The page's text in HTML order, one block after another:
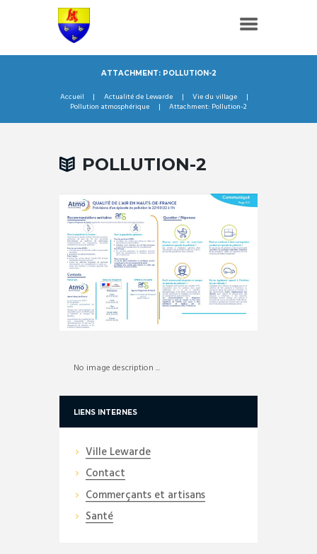
ATTACHMENT: POLLUTION-2
Accueil Actualité de Lewarde
Vie du village
Pollution atmosphérique
Attachment: Pollution-2
POLLUTION-2
No image description ...
LIENS INTERNES
Ville Lewarde
Contact
Commerçants et artisans
Santé